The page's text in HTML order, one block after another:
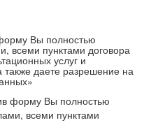
Вы полностью
всеми пунктами договора
услуг и
также даете разрешение на
форму Вы полностью
всеми пунктами